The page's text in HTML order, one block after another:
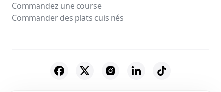
Commandez une course
Commander des plats cuisinés